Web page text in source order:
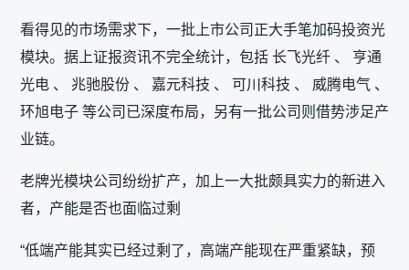
看得见的市场需求下，一批上市公司正大手笔加码投资光
模块。据上证报资讯不完全统计，包括 长飞光纤 、 亨通
光电 、 兆驰股份 、 嘉元科技 、 可川科技 、 威腾电气 、
环旭电子 等公司已深度布局，另有一批公司则借势涉足产
业链。
老牌光模块公司纷纷扩产，加上一大批颇具实力的新进入
者，产能是否也面临过剩
“低端产能其实已经过剩了，高端产能现在严重紧缺，预